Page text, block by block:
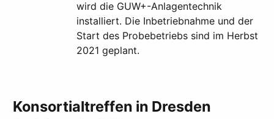
wird die GUW+-Anlagentechnik
installiert. Die Inbetriebnahme und der
Start des Probebetriebs sind im Herbst
2021 geplant.
Konsortialtreffen in Dresden